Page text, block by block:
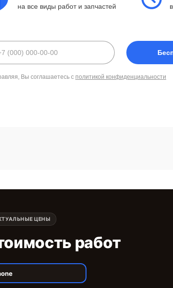
на все виды работ и запчастей
Вы соглашаетесь с политикой конфиденциальности
ЦЕНЫ
работ